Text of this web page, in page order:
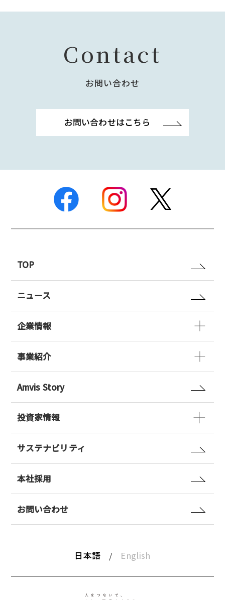
Contact
お問い合わせ
お問い合わせはこちら
TOP
ニュース
企業情報
事業紹介
Amvis Story
投資家情報
サステナビリティ
本社採用
お問い合わせ
日本語 English